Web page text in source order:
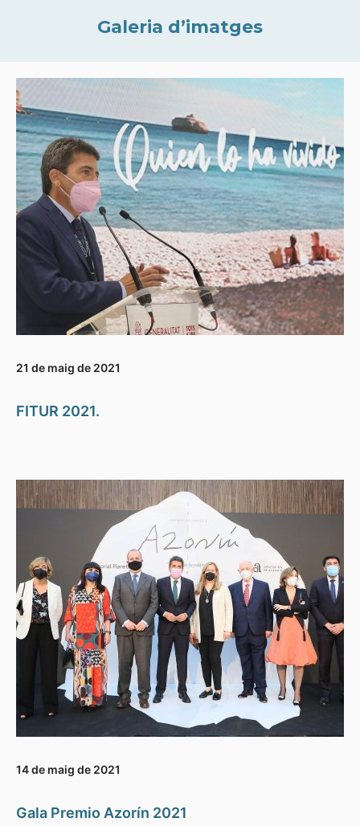
Galeria d’imatges
21 de maig de 2021
FITUR 2021.
14 de maig de 2021
Gala Premio Azorín 2021